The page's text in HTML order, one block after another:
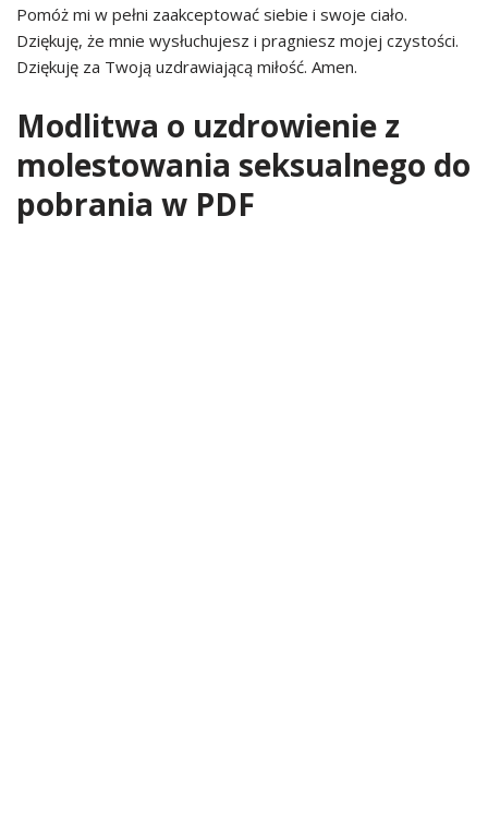
Pomóż mi w pełni zaakceptować siebie i swoje ciało.
Dziękuję, że mnie wysłuchujesz i pragniesz mojej czystości.
Dziękuję za Twoją uzdrawiającą miłość. Amen.
Modlitwa o uzdrowienie z
molestowania seksualnego do
pobrania w PDF